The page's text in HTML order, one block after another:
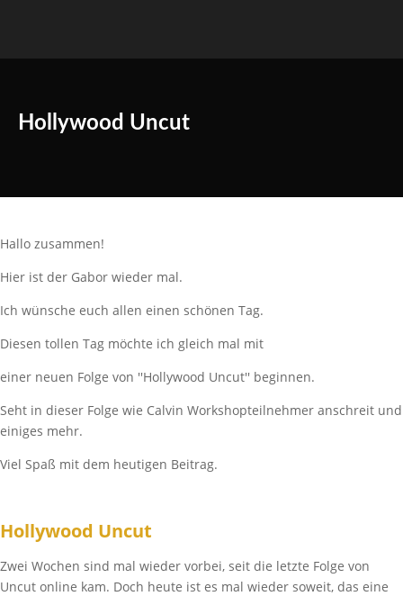
Hollywood Uncut
Hallo zusammen!
Hier ist der Gabor wieder mal.
Ich wünsche euch allen einen schönen Tag.
Diesen tollen Tag möchte ich gleich mal mit
einer neuen Folge von ''Hollywood Uncut'' beginnen.
Seht in dieser Folge wie Calvin Workshopteilnehmer anschreit und
einiges mehr.
Viel Spaß mit dem heutigen Beitrag.
Hollywood Uncut
Zwei Wochen sind mal wieder vorbei, seit die letzte Folge von
Uncut online kam. Doch heute ist es mal wieder soweit, das eine